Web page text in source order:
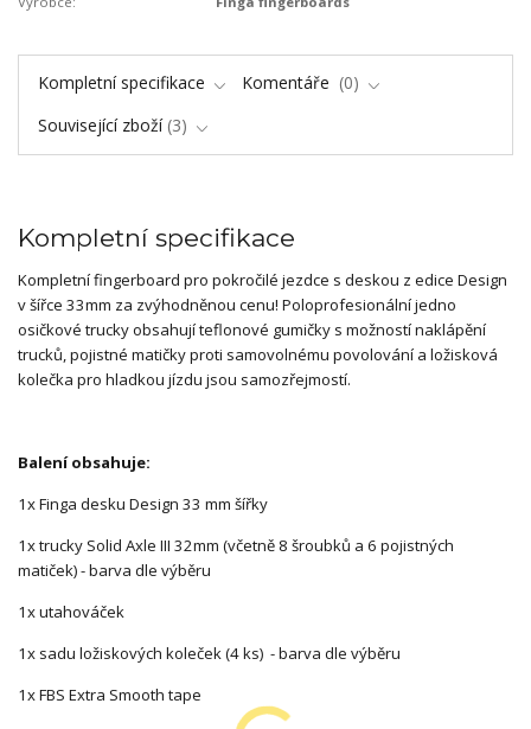
Kompletní specifikace Komentáře
0
Související zboží 3
Kompletní specifikace
Kompletní fingerboard pro pokročilé jezdce s deskou z edice Design
v šířce 33mm za zvýhodněnou cenu! Poloprofesionální jedno
osičkové trucky obsahují teflonové gumičky s možností naklápění
trucků, pojistné matičky proti samovolnému povolování a ložisková
kolečka pro hladkou jízdu jsou samozřejmostí.
Balení obsahuje:
1x Finga desku Design 33 mm šířky
1x trucky Solid Axle III 32mm (včetně 8 šroubků a 6 pojistných
matiček) - barva dle výběru
1x utahováček
1x sadu ložiskových koleček (4 ks) - barva dle výběru
1x FBS Extra Smooth tape